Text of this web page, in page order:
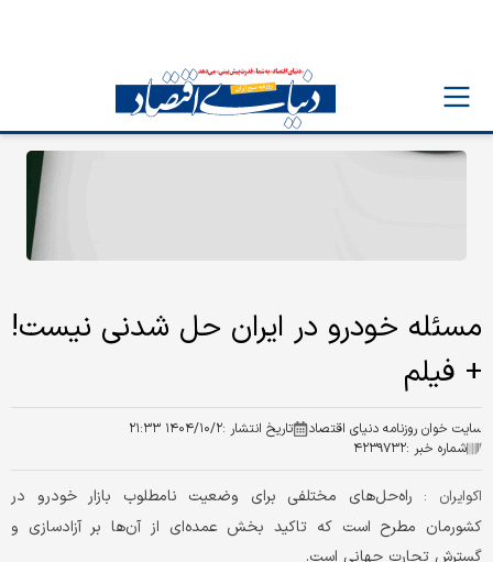
مسئله خودرو در ایران حل شدنی نیست!
+ فیلم
سایت خوان روزنامه دنیای اقتصاد تاریخ انتشار :۱۴۰۴/۱۰/۲ ۲۱:۳۳
شماره خبر :۴۲۳۹۷۳۲
اکوایران : راه‌حل‌های مختلفی برای وضعیت نامطلوب بازار خودرو در
کشورمان مطرح است که تاکید بخش عمده‌ای از آن‌ها بر آزادسازی و
گسترش تجارت جهانی است.